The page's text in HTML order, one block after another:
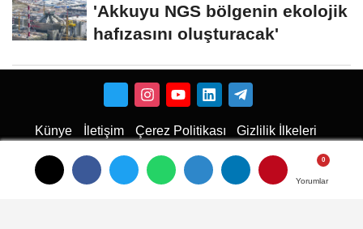
Yorumlar
Yorumlar
Yorumlar
'Akkuyu NGS bölgenin ekolojik
hafızasını oluşturacak'
Künye İletişim Çerez Politikası Gizlilik İlkeleri
Karaman Haber Haber Karaman Haber Karaman Web Tasarım Hukuki Haber
Karaman
Emlak
Karaman Çiçekci
Haber